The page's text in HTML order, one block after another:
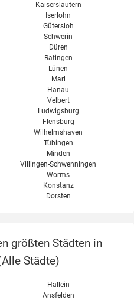
Kaiserslautern
Iserlohn
Gütersloh
Schwerin
Düren
Ratingen
Lünen
Marl
Hanau
Velbert
Ludwigsburg
Flensburg
Wilhelmshaven
Tübingen
Minden
Villingen-Schwenningen
Worms
Konstanz
Dorsten
größten Städten in
Alle Städte)
Hallein
Ansfelden